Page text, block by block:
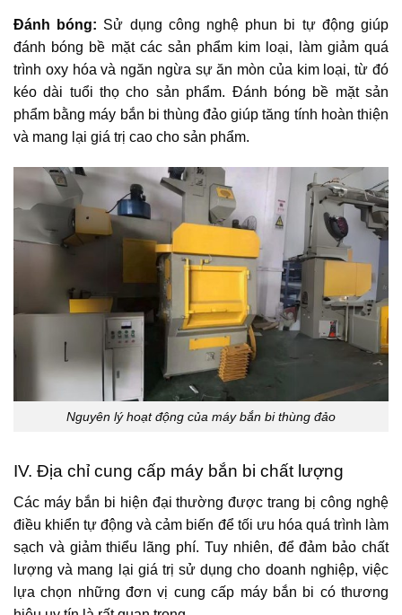
Đánh bóng: Sử dụng công nghệ phun bi tự động giúp
đánh bóng bề mặt các sản phẩm kim loại, làm giảm quá
trình oxy hóa và ngăn ngừa sự ăn mòn của kim loại, từ đó
kéo dài tuổi thọ cho sản phẩm. Đánh bóng bề mặt sản
phẩm bằng máy bắn bi thùng đảo giúp tăng tính hoàn thiện
và mang lại giá trị cao cho sản phẩm.
Nguyên lý hoạt động của máy bắn bi thùng đảo
IV. Địa chỉ cung cấp máy bắn bi chất lượng
Các máy bắn bi hiện đại thường được trang bị công nghệ
điều khiển tự động và cảm biến để tối ưu hóa quá trình làm
sạch và giảm thiểu lãng phí. Tuy nhiên, để đảm bảo chất
lượng và mang lại giá trị sử dụng cho doanh nghiệp, việc
lựa chọn những đơn vị cung cấp máy bắn bi có thương